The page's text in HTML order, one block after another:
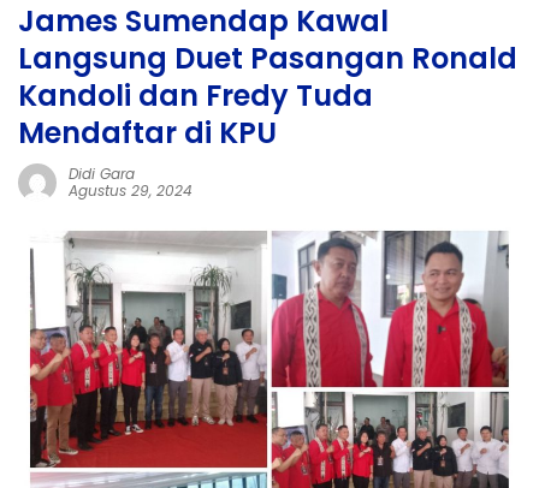
James Sumendap Kawal
Langsung Duet Pasangan Ronald
Kandoli dan Fredy Tuda
Mendaftar di KPU
Didi Gara
Agustus 29, 2024